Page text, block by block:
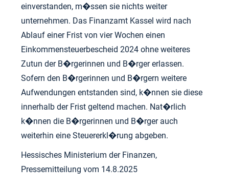
einverstanden, m�ssen sie nichts weiter
unternehmen. Das Finanzamt Kassel wird nach
Ablauf einer Frist von vier Wochen einen
Einkommensteuerbescheid 2024 ohne weiteres
Zutun der B�rgerinnen und B�rger erlassen.
Sofern den B�rgerinnen und B�rgern weitere
Aufwendungen entstanden sind, k�nnen sie diese
innerhalb der Frist geltend machen. Nat�rlich
k�nnen die B�rgerinnen und B�rger auch
weiterhin eine Steuererkl�rung abgeben.
Hessisches Ministerium der Finanzen,
Pressemitteilung vom 14.8.2025